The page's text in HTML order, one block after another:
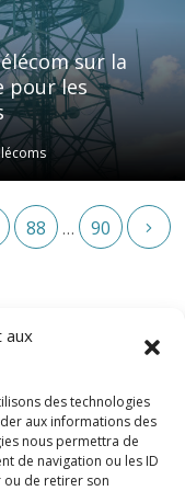
aux
des technologies
aux informations des
nous permettra de
de navigation ou les ID
ou de retirer son
sur la
pour les
88 … 90